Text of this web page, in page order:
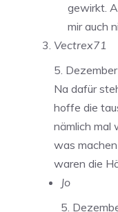
gewirkt.
mir auch
Vectrex71
5.
Na dafür
hoffe die
nämlich mal
was
waren die
Jo
5.